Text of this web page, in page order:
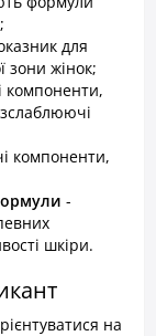
для
зони жінок;
компоненти,
компоненти,
-
шкіри.
на